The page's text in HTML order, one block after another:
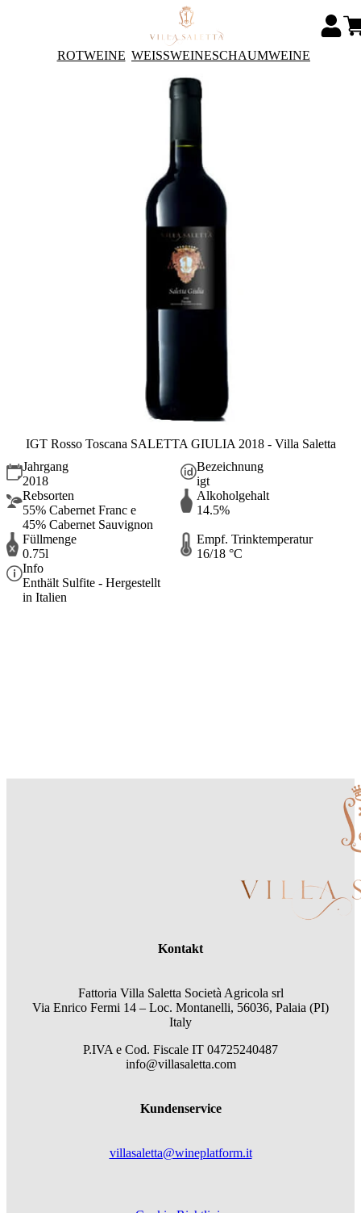
ROTWEINE WEISSWEINESCHAUMWEINE
IGT Rosso Toscana SALETTA GIULIA 2018 - Villa Saletta
Jahrgang
2018
Bezeichnung
igt
Rebsorten
55% Cabernet Franc e
45% Cabernet Sauvignon
Alkoholgehalt
14.5%
Füllmenge
0.75l
Empf. Trinktemperatur
16/18 °C
Info
Enthält Sulfite - Hergestellt
in Italien
Kontakt
Fattoria Villa Saletta Società Agricola srl
Via Enrico Fermi 14 – Loc. Montanelli, 56036, Palaia (PI)
Italy
P.IVA e Cod. Fiscale IT 04725240487
info@villasaletta.com
Kundenservice
villasaletta@wineplatform.it